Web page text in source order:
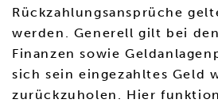
Rückzahlungsansprüche
werden. Generell gilt bei
Finanzen sowie
sich sein eingezahltes Geld
zurückzuholen. Hier